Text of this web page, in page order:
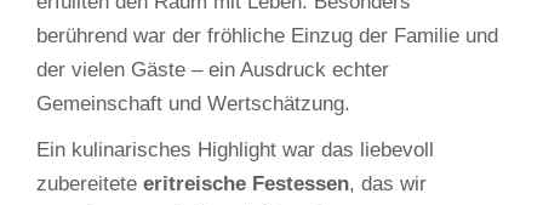
berührend war der fröhliche Einzug der Familie und
der vielen Gäste – ein Ausdruck echter
Gemeinschaft und Wertschätzung.
Ein kulinarisches Highlight war das liebevoll
zubereitete eritreische Festessen, das wir